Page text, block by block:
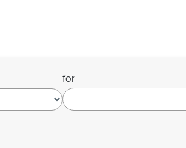
for